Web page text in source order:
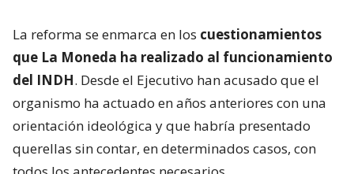
La reforma se enmarca en los cuestionamientos
que La Moneda ha realizado al funcionamiento
del INDH. Desde el Ejecutivo han acusado que el
organismo ha actuado en años anteriores con una
orientación ideológica y que habría presentado
querellas sin contar, en determinados casos, con